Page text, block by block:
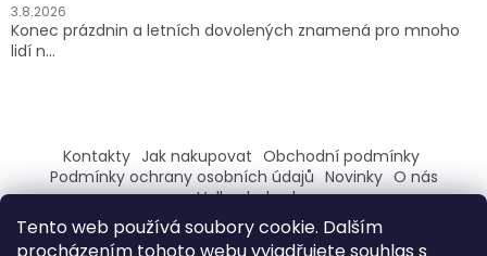
Tento web používá soubory cookie. Dalším
3.8.2026
Konec prázdnin a letních dovolených znamená pro mnoho
lidí n...
Kontakty Jak nakupovat Obchodní podmínky
Podmínky ochrany osobních údajů Novinky O nás
Velkoobchod
ZAREGISTRUJ SE A ZÍSKEJ SLEVU 100,- NA PRVNÍ NÁKUP